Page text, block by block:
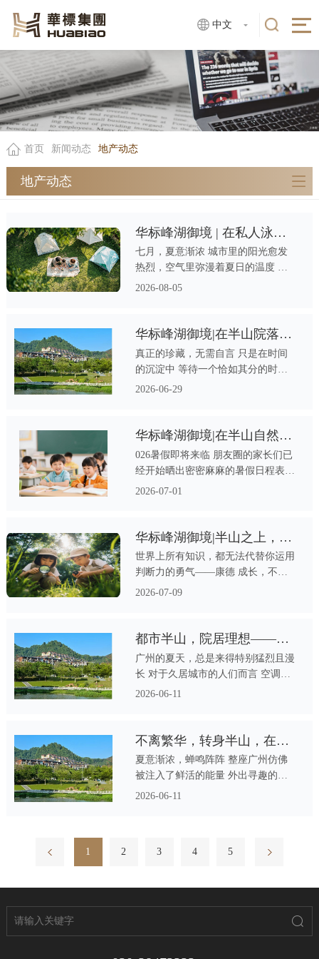
中文
首页 新闻动态 地产动态
地产动态
华标峰湖御境 | 在私人泳池收藏仲夏清凉
七月，夏意渐浓 城市里的阳光愈发
热烈，空气里弥漫着夏日的温度 城
市的柏油路蒸腾着热气，写字楼的空
泳、一段亲子时光、一份与自然相拥
的悠然 在华标·峰湖御境，夏天不止
是一个季节，更是一种生活想象 天
鹿湖森林公园隔绝了燥热与喧嚣，只
有山风与草木清冽 这个七月，让清
2026-08-05
华标峰湖御境|在半山院落，打开“五感”悠享生活的诗意画卷
真正的珍藏，无需自言 只是在时间
的沉淀中 等待一个恰如其分的时刻
与懂它的人相逢 华标峰湖御境 以“五
2026-06-29
华标峰湖御境|在半山自然课堂，把暑假还给孩子
026暑假即将来临 朋友圈的家长们已
经开始晒出密密麻麻的暑假日程表：
钢琴考级、奥数集训、英语演讲
却忘了孩子的暑假，本该属于自然与
成长
2026-07-01
华标峰湖御境|半山之上，赋予孩子成长的勇气
世界上所有知识，都无法代替你运用
判断力的勇气——康德 成长，不仅
关乎知识，更关乎视野、体验与思考
拥抱世界的从容 在半山这片得天独
厚的土地上 一种“双轨成长”模式正悄
然滋养着下一代—— 向外，对接国
际视野；向内，回归自然与本真
2026-07-09
都市半山，院居理想——在华标峰湖御境，邂逅广州「凉夏」生活哲学
广州的夏天，总是来得特别猛烈且漫
长 对于久居城市的人们而言 空调的
冷风虽能解决体表的燥热 心中向往
2026-06-11
不离繁华，转身半山，在华标峰湖御境把日常调成「微度假模式」
夏意渐浓，蝉鸣阵阵 整座广州仿佛
被注入了鲜活的能量 外出寻趣的人
络绎不绝 然而，真正深谙生活之道
2026-06-11
1 2 3 4 5
下一页